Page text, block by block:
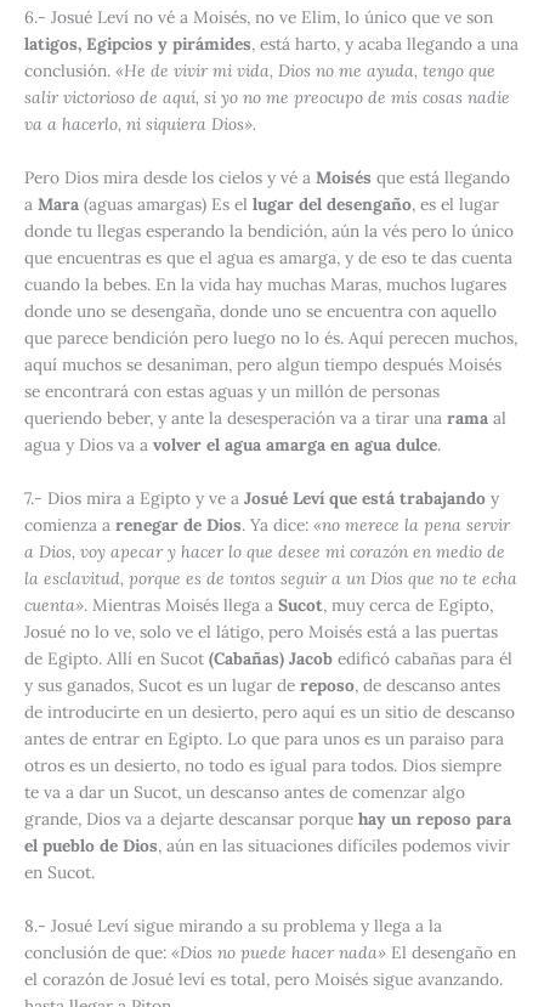
6.- Josué Leví no vé a Moisés, no ve Elim, lo único que ve son
latigos, Egipcios y pirámides, está harto, y acaba llegando a una
conclusión. «He de vivir mi vida, Dios no me ayuda, tengo que
salir victorioso de aquí, si yo no me preocupo de mis cosas nadie
va a hacerlo, ni siquiera Dios».
Pero Dios mira desde los cielos y vé a Moisés que está llegando
a Mara (aguas amargas) Es el lugar del desengaño, es el lugar
donde tu llegas esperando la bendición, aún la vés pero lo único
que encuentras es que el agua es amarga, y de eso te das cuenta
cuando la bebes. En la vida hay muchas Maras, muchos lugares
donde uno se desengaña, donde uno se encuentra con aquello
que parece bendición pero luego no lo és. Aquí perecen muchos,
aquí muchos se desaniman, pero algun tiempo después Moisés
se encontrará con estas aguas y un millón de personas
queriendo beber, y ante la desesperación va a tirar una rama al
agua y Dios va a volver el agua amarga en agua dulce.
7.- Dios mira a Egipto y ve a Josué Leví que está trabajando y
comienza a renegar de Dios. Ya dice: «no merece la pena servir
a Dios, voy apecar y hacer lo que desee mi corazón en medio de
la esclavitud, porque es de tontos seguir a un Dios que no te echa
cuenta». Mientras Moisés llega a Sucot, muy cerca de Egipto,
Josué no lo ve, solo ve el látigo, pero Moisés está a las puertas
de Egipto. Allí en Sucot (Cabañas) Jacob edificó cabañas para él
y sus ganados, Sucot es un lugar de reposo, de descanso antes
de introducirte en un desierto, pero aquí es un sitio de descanso
antes de entrar en Egipto. Lo que para unos es un paraiso para
otros es un desierto, no todo es igual para todos. Dios siempre
te va a dar un Sucot, un descanso antes de comenzar algo
grande, Dios va a dejarte descansar porque hay un reposo para
el pueblo de Dios, aún en las situaciones difíciles podemos vivir
en Sucot.
8.- Josué Leví sigue mirando a su problema y llega a la
conclusión de que: «Dios no puede hacer nada» El desengaño en
el corazón de Josué leví es total, pero Moisés sigue avanzando.